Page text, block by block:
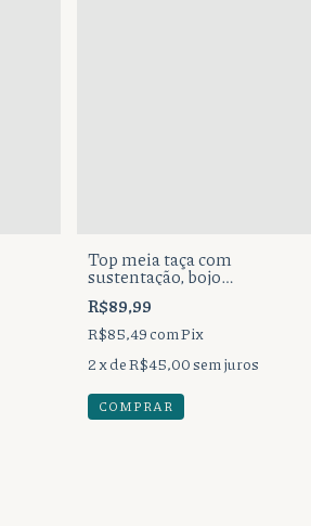
Top meia taça com
sustentação, bojo
removível, alças reguláveis
com amarração nas costas.
R$89,99
R$85,49 comPix
2 x deR$45,00sem juros
COMPRAR